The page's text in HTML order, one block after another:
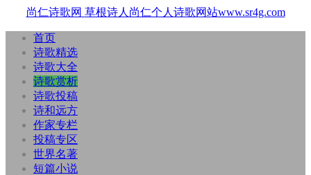
尚仁诗歌网 草根诗人尚仁个人诗歌网站www.sr4g.com
首页
诗歌精选
诗歌大全
诗歌赏析
诗歌投稿
诗和远方
作家专栏
投稿专区
世界名著
短篇小说